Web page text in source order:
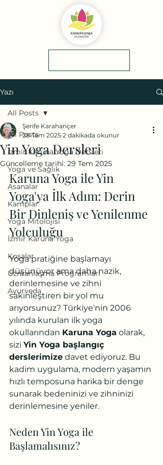
Yazı
All Posts
İzmir Karuna Yoga Dersleri
Yoga ve Sağlık
Asanalar
Kamplar
Yoga Mitolojisi
İzmir Karuna Yoga
Koşalar
Uzmanlaşma Programları
Ayurveda
All Posts
Yin Yoga Dersleri
Şerife Karahançer
28 Tem 2025 2 dakikada okunur
Güncelleme tarihi: 29 Tem 2025
Karuna Yoga ile Yin
Yoga'ya İlk Adım: Derin
Bir Dinleniş ve Yenilenme
Yolculuğu
Yoga pratiğine başlamayı
düşünüyor ama daha nazik,
derinlemesine ve zihni
sakinleştiren bir yol mu
arıyorsunuz? Türkiye'nin 2006
yılında kurulan ilk yoga
okullarından Karuna Yoga olarak,
sizi Yin Yoga başlangıç
derslerimize davet ediyoruz. Bu
kadim uygulama, modern yaşamın
hızlı temposuna harika bir denge
sunarak bedeninizi ve zihninizi
derinlemesine yeniler.
Neden Yin Yoga ile
Başlamalısınız?